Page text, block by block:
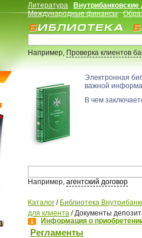
Литература
Международные финансы
Например,Проверка клиентов
Электронная
важной
В чем
Например, агентский договор
Каталог / Библиотека
для клиента /Документы
Информация о
Регламенты